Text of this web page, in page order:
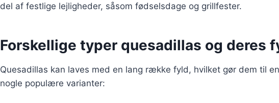
del af festlige lejligheder, såsom fødselsdage og grillfester.
Forskellige typer quesadillas og deres
Quesadillas kan laves med en lang række fyld, hvilket gør dem til
nogle populære varianter: